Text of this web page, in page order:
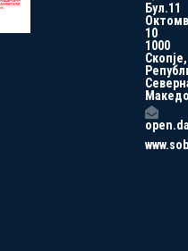
Бул.11
10
1000
Скопје,